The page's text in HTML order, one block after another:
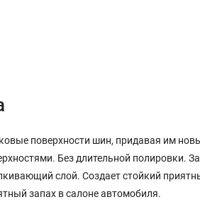
поверхности шин, придавая им
Без длительной полировки.
слой. Создает стойкий
запах в салоне автомобиля.